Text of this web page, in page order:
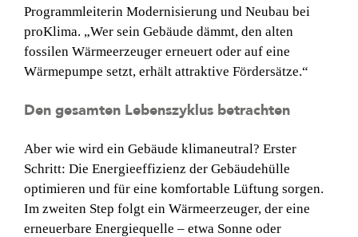
Programmleiterin Modernisierung und Neubau bei
proKlima. „Wer sein Gebäude dämmt, den alten
fossilen Wärmeerzeuger erneuert oder auf eine
Wärmepumpe setzt, erhält attraktive Fördersätze.“
Den gesamten Lebenszyklus betrachten
Aber wie wird ein Gebäude klimaneu­tral? Erster
Schritt: Die Energieeffizienz der Gebäudehülle
optimieren und für eine komfortable Lüftung sorgen.
Im zweiten Step folgt ein Wärmeerzeuger, der eine
erneuerbare Energiequelle – etwa Sonne oder